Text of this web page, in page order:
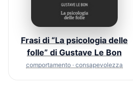
Frasi di “La psicologia delle
folle” di Gustave Le Bon
comportamento · consapevolezza